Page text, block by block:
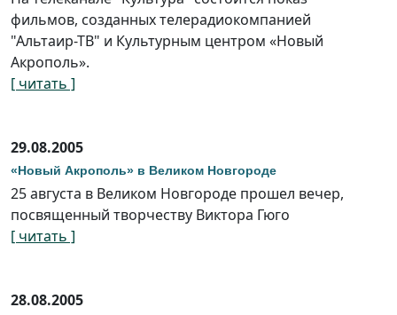
фильмов, созданных телерадиокомпанией
"Альтаир-ТВ" и Культурным центром «Новый
Акрополь».
[ читать ]
29.08.2005
«Новый Акрополь» в Великом Новгороде
25 августа в Великом Новгороде прошел вечер,
посвященный творчеству Виктора Гюго
[ читать ]
28.08.2005